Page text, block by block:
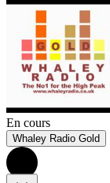
En cours
Whaley Radio Gold